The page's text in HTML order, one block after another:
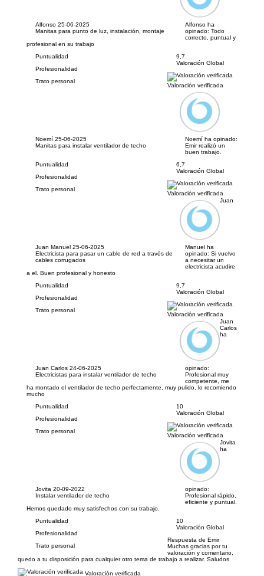
Alfonso 25-06-2025
Manitas para punto de luz, instalación, montaje
Alfonso ha
opinado: Todo
correcto, puntual y
profesional en su trabajo
Puntualidad
Profesionalidad
Trato personal
9,7
Valoración Global
Valoración verificada
Noemí 25-06-2025
Manitas para instalar ventilador de techo
Noemí ha opinado:
Emir realizó un
buen trabajo.
Puntualidad
Profesionalidad
Trato personal
6,7
Valoración Global
Valoración verificada
Juan Manuel 25-06-2025
Electricista para pasar un cable de red a través de
cables corrugados
Juan
Manuel ha
opinado: Si vuelvo
a necesitar un
electricista acudire
a el. Buen profesional y honesto
Puntualidad
Profesionalidad
Trato personal
9,7
Valoración Global
Valoración verificada
Juan Carlos 24-06-2025
Electricistas para instalar ventilador de techo
Juan
Carlos
ha
opinado:
Profesional muy
competente, me
ha montado el ventilador de techo perfectamente, muy pulido, lo recomiendo
mucho
Puntualidad
Profesionalidad
Trato personal
10
Valoración Global
Valoración verificada
Jovita 20-09-2022
Instalar ventilador de techo
Jovita
ha
opinado:
Profesional rápido,
eficiente y puntual.
Hemos quedado muy satisfechos con su trabajo.
Puntualidad
Profesionalidad
Trato personal
10
Valoración Global
Respuesta de Emir
Muchas gracias por tu
valoración y comentario,
quedo a tu disposición para cualquier otro tema de trabajo a realizar. Saludos.
Valoración verificada